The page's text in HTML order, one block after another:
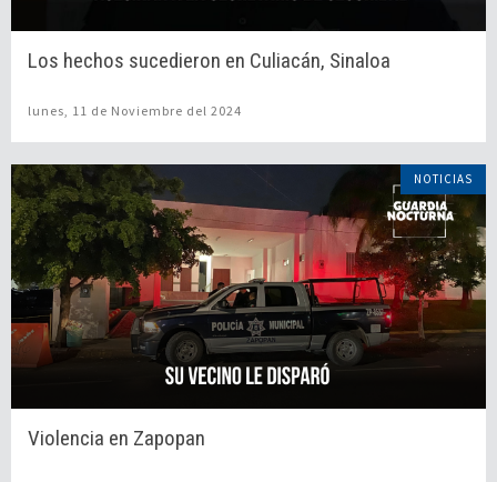
Los hechos sucedieron en Culiacán, Sinaloa
lunes, 11 de Noviembre del 2024
NOTICIAS
Violencia en Zapopan